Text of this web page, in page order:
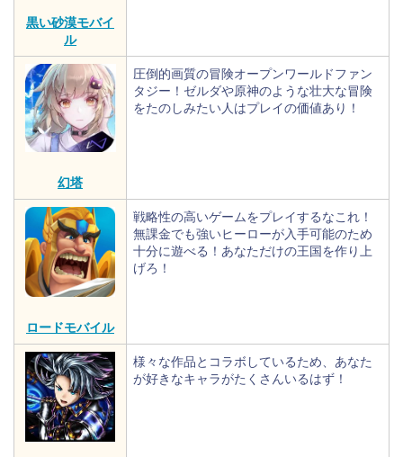
黒い砂漠モバイ
ル
幻塔
圧倒的画質の冒険オープンワールドファン
タジー！ゼルダや原神のような壮大な冒険
をたのしみたい人はプレイの価値あり！
ロードモバイル
戦略性の高いゲームをプレイするなこれ！
無課金でも強いヒーローが入手可能のため
十分に遊べる！あなただけの王国を作り上
げろ！
様々な作品とコラボしているため、あなた
が好きなキャラがたくさんいるはず！